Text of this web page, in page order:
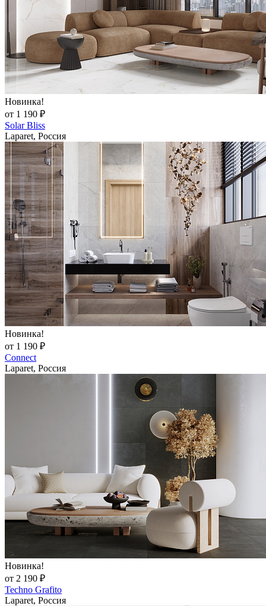
Новинка!
от 1 190 ₽
Solar Bliss
Laparet, Россия
Новинка!
от 1 190 ₽
Connect
Laparet, Россия
Новинка!
от 2 190 ₽
Techno Grafito
Laparet, Россия